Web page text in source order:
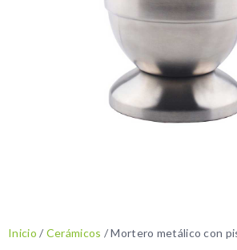
Inicio / Cerámicos / Mortero metálico con